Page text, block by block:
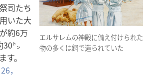
エルサレム​の​神殿​に​備え付け​られ​た​
物​の​多く​は​銅​で​造ら​れ​て​い​た
司​たち​
い​た​大
約​6万
​30​㌧​
す。
，